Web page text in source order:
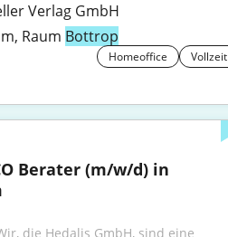
Verlag GmbH
Raum Bottrop
Homeoffice Vollzeit
Berater (m/w/d) in
die Hedalis GmbH, sind eine